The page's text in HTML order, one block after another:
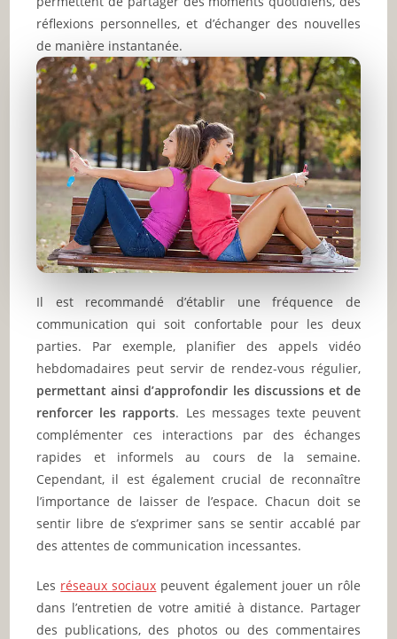
réflexions personnelles, et d’échanger des nouvelles
de manière instantanée.
Il est recommandé d’établir une fréquence de
communication qui soit confortable pour les deux
parties. Par exemple, planifier des appels vidéo
hebdomadaires peut servir de rendez-vous régulier,
permettant ainsi d’approfondir les discussions et de
renforcer les rapports. Les messages texte peuvent
complémenter ces interactions par des échanges
rapides et informels au cours de la semaine.
Cependant, il est également crucial de reconnaître
l’importance de laisser de l’espace. Chacun doit se
sentir libre de s’exprimer sans se sentir accablé par
des attentes de communication incessantes.
Les réseaux sociaux peuvent également jouer un rôle
dans l’entretien de votre amitié à distance. Partager
des publications, des photos ou des commentaires